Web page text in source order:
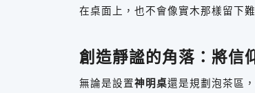
在桌面上，也不會像實木那樣留下
創造靜謐的角落：將信
無論是設置神明桌還是規劃泡茶區